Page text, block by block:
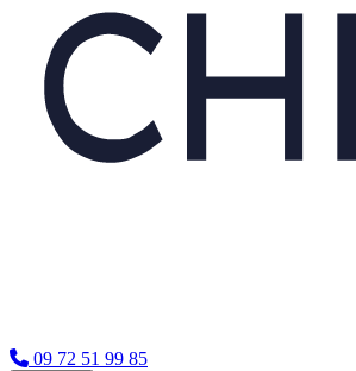
09 72 51 99 85